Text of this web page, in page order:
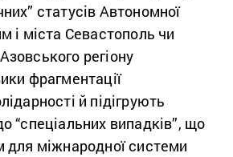
статусів Автономної
і міста Севастополь чи
регіону
фрагментації
й підігрують
“спеціальних випадків”, що
для міжнародної системи